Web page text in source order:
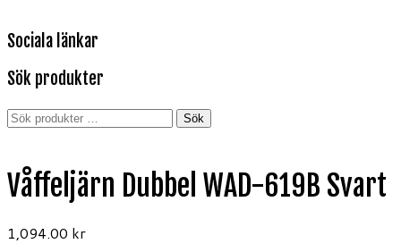
Sociala länkar
Sök produkter
Sök
Sök
Våffeljärn Dubbel WAD-619B Svart
1,094.00 kr